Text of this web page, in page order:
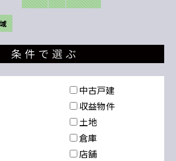
中古戸建
収益物件
土地
倉庫
店舗